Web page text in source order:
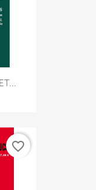
favorite_border